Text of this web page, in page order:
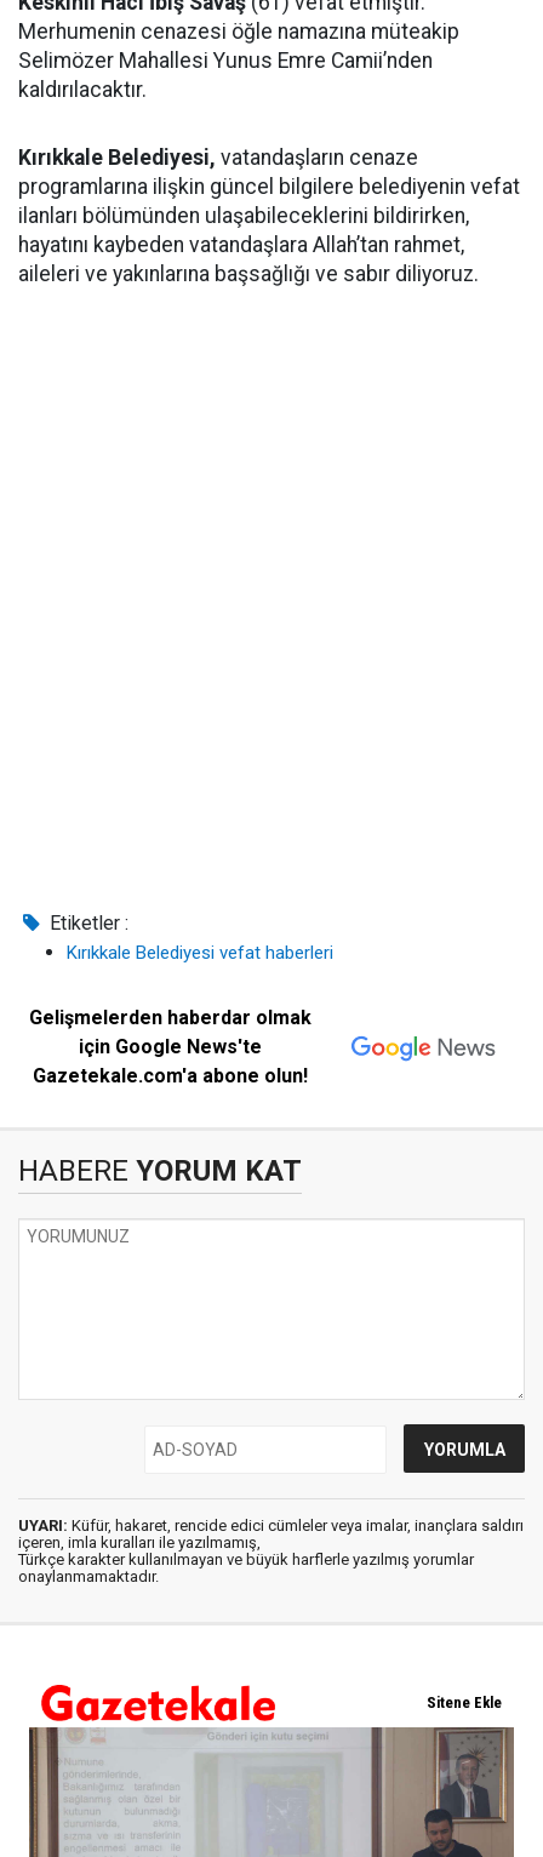
Merhumenin cenazesi öğle namazına müteakip
Selimözer Mahallesi Yunus Emre Camii’nden
kaldırılacaktır.
Kırıkkale Belediyesi, vatandaşların cenaze
programlarına ilişkin güncel bilgilere belediyenin vefat
ilanları bölümünden ulaşabileceklerini bildirirken,
hayatını kaybeden vatandaşlara Allah’tan rahmet,
aileleri ve yakınlarına başsağlığı ve sabır diliyoruz.
Etiketler :
Kırıkkale Belediyesi vefat haberleri
Gelişmelerden haberdar olmak
için Google News'te
Gazetekale.com'a abone olun!
HABERE YORUM KAT
UYARI: Küfür, hakaret, rencide edici cümleler veya imalar, inançlara saldırı
içeren, imla kuralları ile yazılmamış,
Türkçe karakter kullanılmayan ve büyük harflerle yazılmış yorumlar
onaylanmamaktadır.